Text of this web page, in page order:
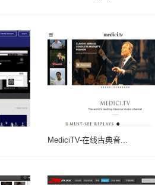
MediciTV-在线古典音...